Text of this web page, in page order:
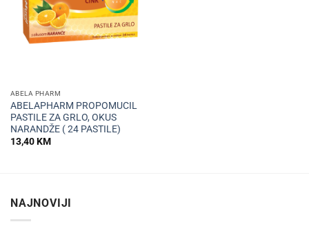
ABELA PHARM
ABELAPHARM PROPOMUCIL
PASTILE ZA GRLO, OKUS
NARANDŽE ( 24 PASTILE)
13,40KM
NAJNOVIJI